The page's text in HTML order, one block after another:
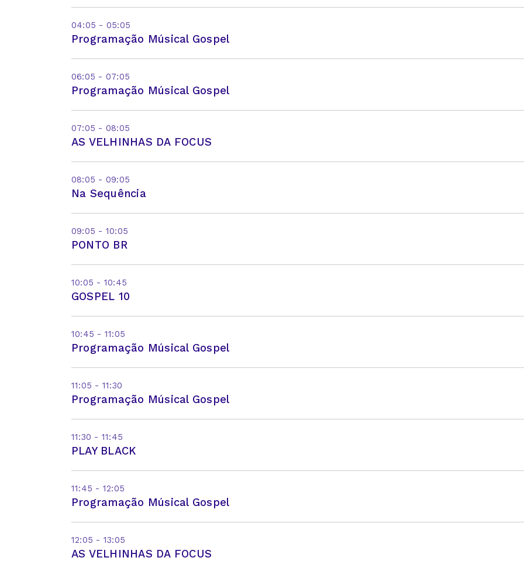
04:05 - 05:05
Programação Músical Gospel
06:05 - 07:05
Programação Músical Gospel
07:05 - 08:05
AS VELHINHAS DA FOCUS
08:05 - 09:05
Na Sequência
09:05 - 10:05
PONTO BR
10:05 - 10:45
GOSPEL 10
10:45 - 11:05
Programação Músical Gospel
11:05 - 11:30
Programação Músical Gospel
11:30 - 11:45
PLAY BLACK
11:45 - 12:05
Programação Músical Gospel
12:05 - 13:05
AS VELHINHAS DA FOCUS